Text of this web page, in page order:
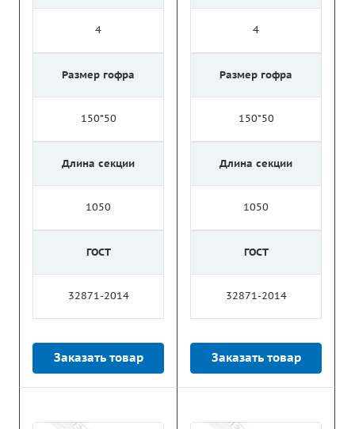
4
Размер гофра
150*50
Длина секции
1050
ГОСТ
32871-2014
Заказать товар
4
Размер гофра
150*50
Длина секции
1050
ГОСТ
32871-2014
Заказать товар